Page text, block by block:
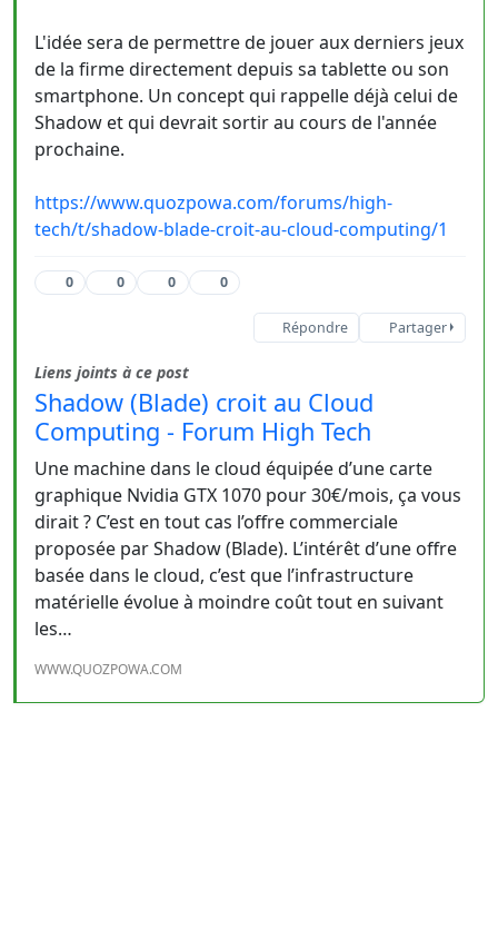
L'idée sera de permettre de jouer aux derniers jeux
de la firme directement depuis sa tablette ou son
smartphone. Un concept qui rappelle déjà celui de
Shadow et qui devrait sortir au cours de l'année
prochaine.
https://www.quozpowa.com/forums/high-
tech/t/shadow-blade-croit-au-cloud-computing/1
0 0 0 0
Répondre Partager
Liens joints à ce post
Shadow (Blade) croit au Cloud
Computing - Forum High Tech
Une machine dans le cloud équipée d’une carte
graphique Nvidia GTX 1070 pour 30€/mois, ça vous
dirait ? C’est en tout cas l’offre commerciale
proposée par Shadow (Blade). L’intérêt d’une offre
basée dans le cloud, c’est que l’infrastructure
matérielle évolue à moindre coût tout en suivant
les…
WWW.QUOZPOWA.COM